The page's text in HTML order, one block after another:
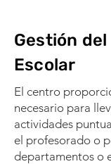
Gestión
Escolar
El centro
necesario para
actividades
el profesorado o
departamentos o